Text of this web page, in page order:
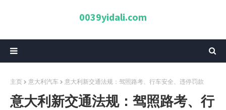
0039yidali.com
主页 意大利汽车 意大利新交通法规：驾照路考、行车安全、违停罚款
意大利新交通法规：驾照路考、行